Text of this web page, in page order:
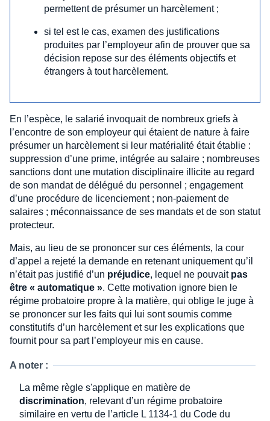
permettent de présumer un harcèlement ;
si tel est le cas, examen des justifications
produites par l’employeur afin de prouver que sa
décision repose sur des éléments objectifs et
étrangers à tout harcèlement.
En l’espèce, le salarié invoquait de nombreux griefs à
l’encontre de son employeur qui étaient de nature à faire
présumer un harcèlement si leur matérialité était établie :
suppression d’une prime, intégrée au salaire ; nombreuses
sanctions dont une mutation disciplinaire illicite au regard
de son mandat de délégué du personnel ; engagement
d’une procédure de licenciement ; non-paiement de
salaires ; méconnaissance de ses mandats et de son statut
protecteur.
Mais, au lieu de se prononcer sur ces éléments, la cour
d’appel a rejeté la demande en retenant uniquement qu’il
n’était pas justifié d’un préjudice, lequel ne pouvait pas
être « automatique ». Cette motivation ignore bien le
régime probatoire propre à la matière, qui oblige le juge à
se prononcer sur les faits qui lui sont soumis comme
constitutifs d’un harcèlement et sur les explications que
fournit pour sa part l’employeur mis en cause.
A noter :
La même règle s'applique en matière de
discrimination, relevant d’un régime probatoire
similaire en vertu de l’article L 1134-1 du Code du